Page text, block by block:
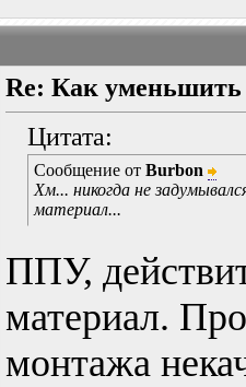
Re: Как
Цитата:
Сообщение от Burbon
Хм... никогда не
материал...
ППУ,
материал.
монтажа